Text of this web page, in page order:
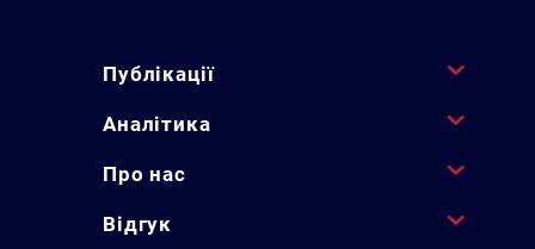
Публікації
Аналітика
Про нас
Відгук